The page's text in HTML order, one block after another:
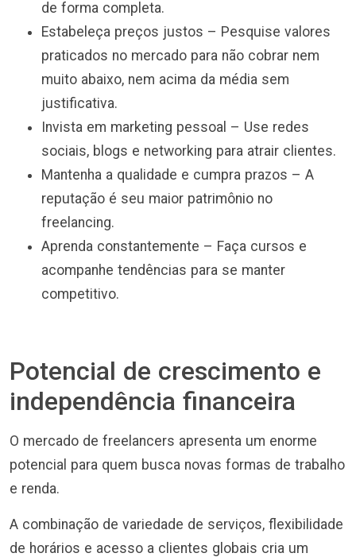
de forma completa.
Estabeleça preços justos – Pesquise valores
praticados no mercado para não cobrar nem
muito abaixo, nem acima da média sem
justificativa.
Invista em marketing pessoal – Use redes
sociais, blogs e networking para atrair clientes.
Mantenha a qualidade e cumpra prazos – A
reputação é seu maior patrimônio no
freelancing.
Aprenda constantemente – Faça cursos e
acompanhe tendências para se manter
competitivo.
Potencial de crescimento e
independência financeira
O mercado de freelancers apresenta um enorme
potencial para quem busca novas formas de trabalho
e renda.
A combinação de variedade de serviços, flexibilidade
de horários e acesso a clientes globais cria um